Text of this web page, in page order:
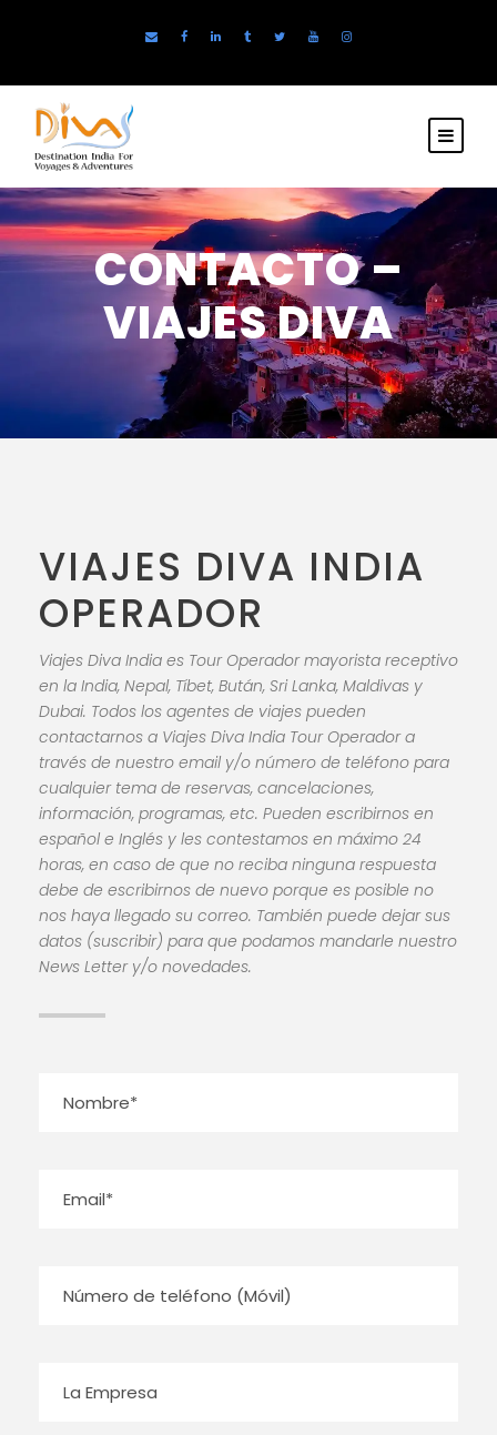
CONTACTO –
VIAJES DIVA
VIAJES DIVA INDIA
OPERADOR
Viajes Diva India es Tour Operador mayorista receptivo
en la India, Nepal, Tíbet, Bután, Sri Lanka, Maldivas y
Dubai. Todos los agentes de viajes pueden
contactarnos a Viajes Diva India Tour Operador a
través de nuestro email y/o número de teléfono para
cualquier tema de reservas, cancelaciones,
información, programas, etc. Pueden escribirnos en
español e Inglés y les contestamos en máximo 24
horas, en caso de que no reciba ninguna respuesta
debe de escribirnos de nuevo porque es posible no
nos haya llegado su correo. También puede dejar sus
datos (suscribir) para que podamos mandarle nuestro
News Letter y/o novedades.